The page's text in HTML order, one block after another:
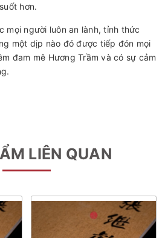
hơn.
mọi người luôn an lành, tỉnh thức
một dịp nào đó được tiếp đón mọi
đam mê Hương Trầm và có sự cảm
LIÊN QUAN